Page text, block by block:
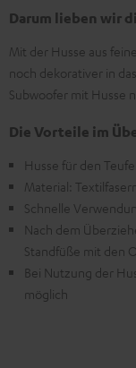
Darum lieben wir
Mit der Husse aus
noch dekorativer in
Subwoofer mit Husse
Die Vorteile im
Husse für den
Material:
Schnelle
Nach dem
Standfüße mit den
Bei Nutzung der
möglich